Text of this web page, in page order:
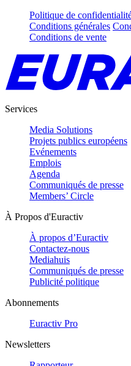
Politique de
Conditions générales
Conditions de vente
Services
Media Solutions
Projets publics européens
Evénements
Emplois
Agenda
Communiqués de presse
Members’ Circle
À Propos d'Euractiv
À propos d’Euractiv
Contactez-nous
Mediahuis
Communiqués de presse
Publicité politique
Abonnements
Euractiv Pro
Newsletters